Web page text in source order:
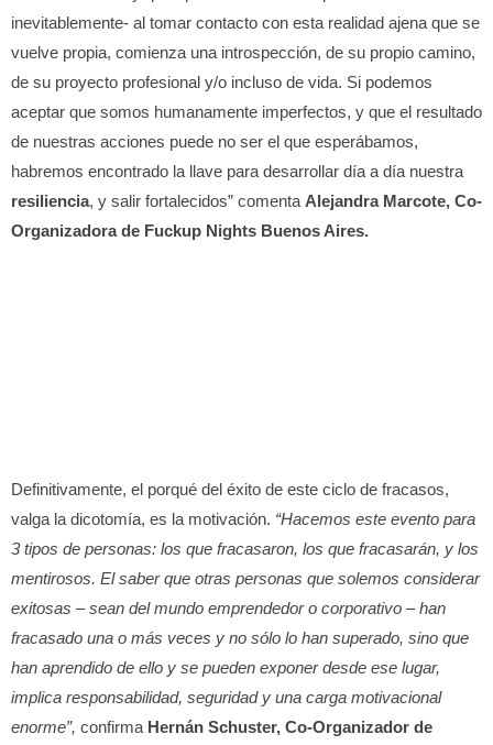
inevitablemente- al tomar contacto con esta realidad ajena que se
vuelve propia, comienza una introspección, de su propio camino,
de su proyecto profesional y/o incluso de vida. Si podemos
aceptar que somos humanamente imperfectos, y que el resultado
de nuestras acciones puede no ser el que esperábamos,
habremos encontrado la llave para desarrollar día a día nuestra
resiliencia, y salir fortalecidos” comenta Alejandra Marcote, Co-
Organizadora de Fuckup Nights Buenos Aires.
Definitivamente, el porqué del éxito de este ciclo de fracasos,
valga la dicotomía, es la motivación. “Hacemos este evento para
3 tipos de personas: los que fracasaron, los que fracasarán, y los
mentirosos. El saber que otras personas que solemos considerar
exitosas – sean del mundo emprendedor o corporativo – han
fracasado una o más veces y no sólo lo han superado, sino que
han aprendido de ello y se pueden exponer desde ese lugar,
implica responsabilidad, seguridad y una carga motivacional
enorme”, confirma Hernán Schuster, Co-Organizador de